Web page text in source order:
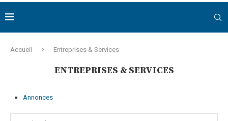
Accueil Entreprises & Services
ENTREPRISES & SERVICES
Annonces